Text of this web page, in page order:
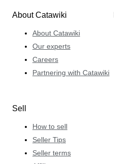
About Catawiki
About Catawiki
Our experts
Careers
Partnering with Catawiki
Sell
How to sell
Seller Tips
Seller terms